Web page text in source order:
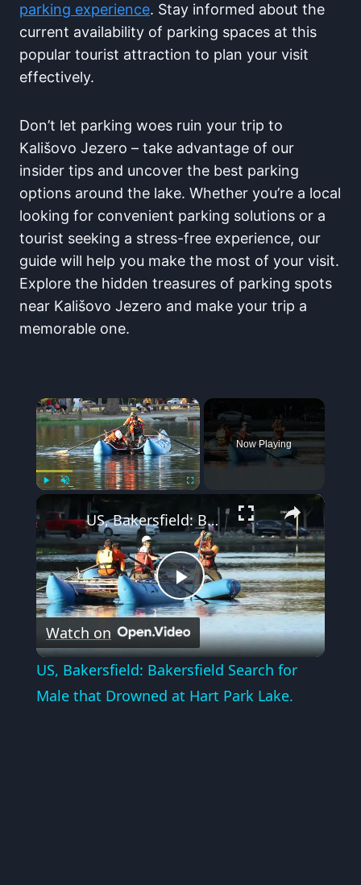
parking experience. Stay informed about the
current ‌availability ​of parking spaces at this
popular tourist attraction to plan your visit
effectively.
Don’t let⁣ parking woes ruin your trip to
Kališovo Jezero – take advantage of our⁢
insider tips and uncover the best parking
options around the lake. Whether you’re a local
looking ⁤for convenient​ parking solutions or a
tourist‌ seeking a ⁤stress-free experience, our
guide will⁣ help you make ⁤the⁢ most of your visit.
Explore the hidden treasures of parking spots
near Kališovo Jezero and make your trip a⁣
memorable one.
×
Now Playing
×
Play
Video
US, Bakersfield: Bakersfield Search for Male that Drowned at Hart Park Lake.
Watch on
US, Bakersfield: Bakersfield Search for
Male that Drowned at Hart Park Lake.